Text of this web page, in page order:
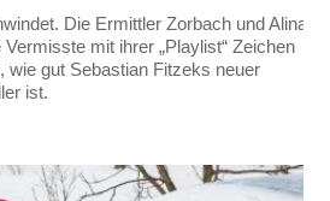
Die Ermittler Zorbach und Alina
mit ihrer „Playlist“ Zeichen
wie gut Sebastian Fitzeks neuer
ist.